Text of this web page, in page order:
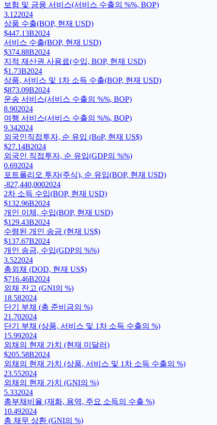
보험 및 금융 서비스(서비스 수출의 %%, BOP)
3.122024
상품 수출(BOP, 현재 USD)
$447.13B2024
서비스 수출(BOP, 현재 USD)
$374.88B2024
지적 재산권 사용료(수입, BOP, 현재 USD)
$1.73B2024
상품, 서비스 및 1차 소득 수출(BOP, 현재 USD)
$873.09B2024
운송 서비스(서비스 수출의 %%, BOP)
8.902024
여행 서비스(서비스 수출의 %%, BOP)
9.342024
외국인직접투자, 순 유입 (BoP, 현재 US$)
$27.14B2024
외국인 직접투자, 순 유입(GDP의 %%)
0.692024
포트폴리오 투자(주식), 순 유입(BOP, 현재 USD)
-827,440,0002024
2차 소득 수입(BOP, 현재 USD)
$132.96B2024
개인 이체, 수입(BOP, 현재 USD)
$129.43B2024
수령된 개인 송금 (현재 US$)
$137.67B2024
개인 송금, 수입(GDP의 %%)
3.522024
총외채 (DOD, 현재 US$)
$716.46B2024
외채 잔고 (GNI의 %)
18.582024
단기 부채 (총 준비금의 %)
21.702024
단기 부채 (상품, 서비스 및 1차 소득 수출의 %)
15.992024
외채의 현재 가치 (현재 미달러)
$205.58B2024
외채의 현재 가치 (상품, 서비스 및 1차 소득 수출의 %)
23.552024
외채의 현재 가치 (GNI의 %)
5.332024
총부채비율 (재화, 용역, 주요 소득의 수출 %)
10.492024
총 채무 상환 (GNI의 %)